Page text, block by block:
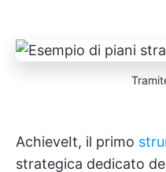
AchieveIt, il primo
strategica dedicato